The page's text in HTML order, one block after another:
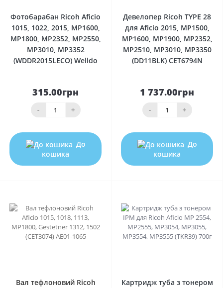
Фотобарабан Ricoh Aficio
1015, 1022, 2015, MP1600,
MP1800, MP2352, MP2550,
MP3010, MP3352
(WDDR2015LECO) Welldo
315.00грн
- +
До
кошика
Девелопер Ricoh TYPE 28
для Aficio 2015, MP1500,
MP1600, MP1900, MP2352,
MP2510, MP3010, MP3350
(DD11BLK) CET6794N
1 737.00грн
- +
До
кошика
Вал тефлоновий Ricoh
Картридж туба з тонером